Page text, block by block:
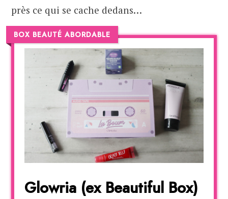
près ce qui se cache dedans…
BOX BEAUTÉ ABORDABLE
Glowria (ex Beautiful Box)